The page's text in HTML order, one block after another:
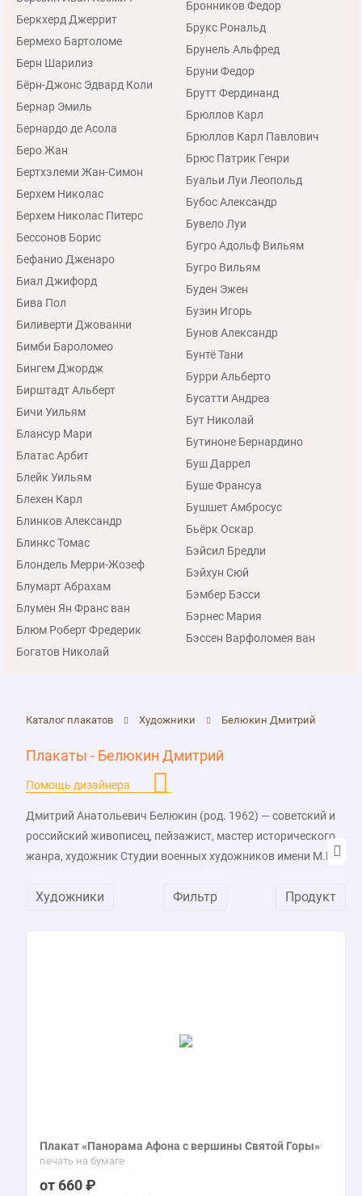
Беркхерд Джеррит
Бермехо Бартоломе
Берн Шарилиз
Бёрн-Джонс Эдвард Коли
Бернар Эмиль
Бернардо де Асола
Беро Жан
Бертхэлеми Жан-Симон
Берхем Николас
Берхем Николас Питерс
Бессонов Борис
Бефанио Дженаро
Биал Джифорд
Бива Пол
Биливерти Джованни
Бимби Бароломео
Бингем Джордж
Бирштадт Альберт
Бичи Уильям
Блансур Мари
Блатас Арбит
Блейк Уильям
Блехен Карл
Блинков Александр
Блинкс Томас
Блондель Мерри-Жозеф
Блумарт Абрахам
Блумен Ян Франс ван
Блюм Роберт Фредерик
Богатов Николай
Бронников Федор
Брукс Рональд
Брунель Альфред
Бруни Федор
Брутт Фердинанд
Брюллов Карл
Брюллов Карл Павлович
Брюс Патрик Генри
Буальи Луи Леопольд
Бубос Александр
Бувело Луи
Бугро Адольф Вильям
Бугро Вильям
Буден Эжен
Бузин Игорь
Бунов Александр
Бунтё Тани
Бурри Альберто
Бусатти Андреа
Бут Николай
Бутиноне Бернардино
Буш Даррел
Буше Франсуа
Бушшет Амбросус
Бьёрк Оскар
Бэйсил Бредли
Бэйхун Сюй
Бэмбер Бэсси
Бэрнес Мария
Бэссен Варфоломея ван
Каталог плакатов Художники Белюкин Дмитрий
Плакаты - Белюкин Дмитрий
Помощь дизайнера
Дмитрий Анатольевич Белюкин (род. 1962) — советский и
российский живописец, пейзажист, мастер исторического
жанра, художник Студии военных художников имени М.Б.
Премии Ленинского комсомола и др.
пишет портреты царской семьи.
другие. Вы можете купить репродукции картин художника
Белюкина Дмитрия Анатольевича маслом в интернет-
магазине Твой Постер.
Художники Фильтр Продукт
Плакат «Панорама Афона с вершины Святой Горы»
печать на бумаге
660